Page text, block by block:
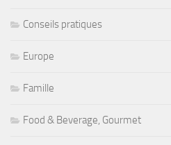
Conseils pratiques
Europe
Famille
Food & Beverage, Gourmet